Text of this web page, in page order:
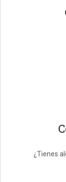
Sobre
¿Tienes